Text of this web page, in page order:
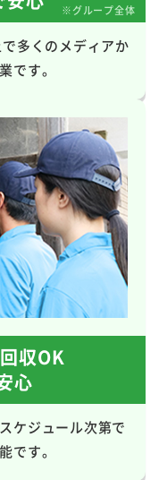
※グループ全体
多くのメディアか
です。
収OK
心
ケジュール次第で
です。